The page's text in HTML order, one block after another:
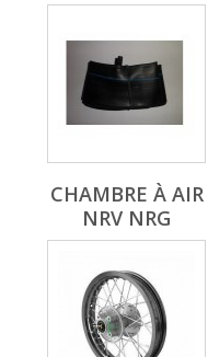
CHAMBRE À AIR
NRV NRG